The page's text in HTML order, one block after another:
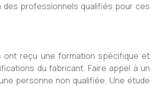
professionnels qualifiés pour ces
ont reçu une formation spécifique et
du fabricant. Faire appel à un
personne non qualifiée. Une étude